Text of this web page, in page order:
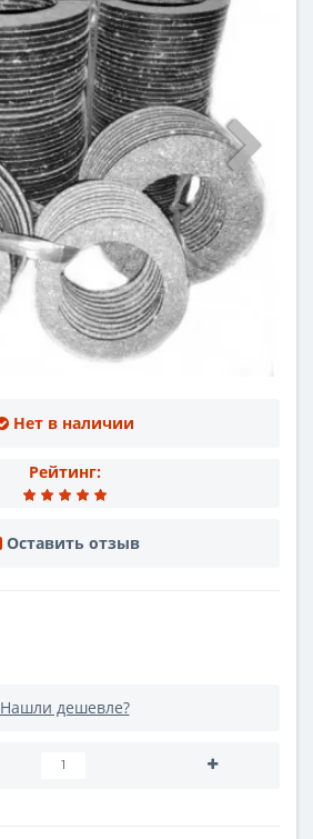
Нет в наличии
Рейтинг:
Оставить отзыв
Нашли дешевле?